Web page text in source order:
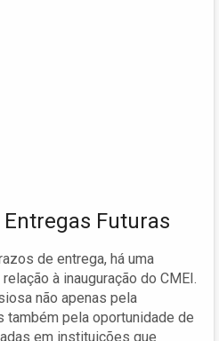
Futuras
de entrega, há uma
à inauguração do CMEI.
não apenas pela
também pela oportunidade de
em instituições que